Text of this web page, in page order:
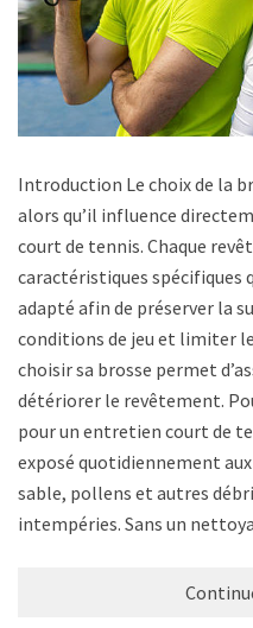
Introduction Le choix de la
alors qu’il influence
court de tennis. Chaque
caractéristiques spécifiques
adapté afin de préserver la
conditions de jeu et limiter
choisir sa brosse permet
détériorer le revêtement.
pour un entretien court de
exposé quotidiennement
sable, pollens et autres
intempéries. Sans un